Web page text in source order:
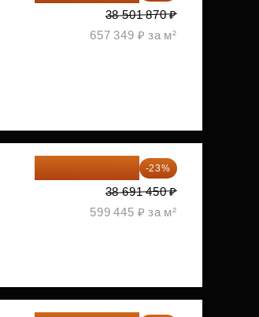
38 501 870 ₽
657 349 ₽ за м²
-23%
38 691 450 ₽
599 445 ₽ за м²